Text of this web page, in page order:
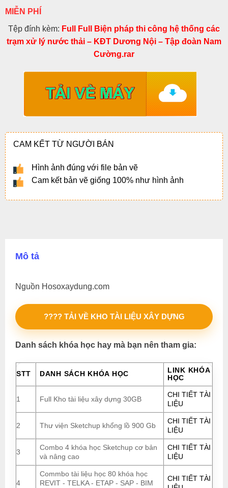
of
MIỄN PHÍ
Tệp đính kèm: Full Full Biện pháp thi công hệ thống các
trạm xử lý nước thải – KĐT Dương Nội – Tập đoàn Nam
Cường.rar
CAM KẾT TỪ NGƯỜI BÁN
Hình ảnh đúng với file bản vẽ
Cam kết bản vẽ giống 100% như hình ảnh
Mô tả
Nguồn Hosoxaydung.com
???? TẢI VỀ KHO TÀI LIỆU XÂY DỰNG
Danh sách khóa học hay mà bạn nên tham gia:
STT DANH SÁCH KHÓA HỌC
LINK KHÓA
HỌC
1 Full Kho tài liệu xây dựng 30GB
CHI TIẾT TÀI
LIỆU
2 Thư viện Sketchup khổng lồ 900 Gb
CHI TIẾT TÀI
LIỆU
3
Combo 4 khóa học Sketchup cơ bản
và nâng cao
CHI TIẾT TÀI
LIỆU
4
Commbo tài liệu học 80 khóa học
REVIT - TELKA - ETAP - SAP - BIM
CHI TIẾT TÀI